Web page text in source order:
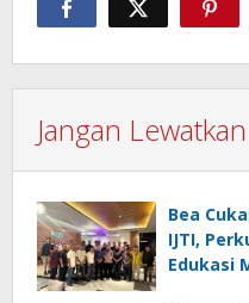
Jangan Lewatkan
Bea
IJTI,
Edukasi